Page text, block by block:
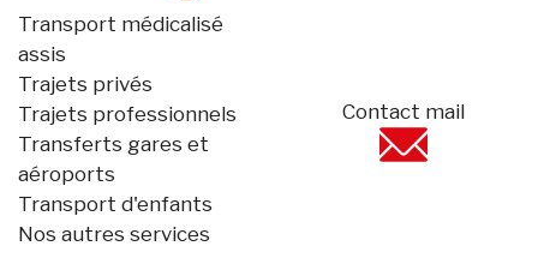
Transport médicalisé
assis
Trajets privés
Trajets professionnels
Transferts gares et
aéroports
Transport d'enfants
Nos autres services
Contact mail